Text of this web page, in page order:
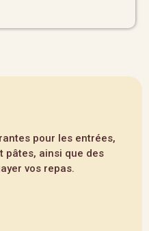
pour les entrées,
pâtes, ainsi que des
vos repas.